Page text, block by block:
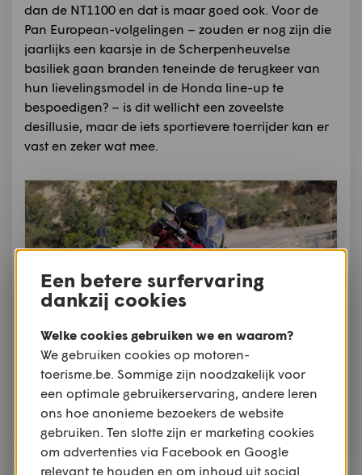
dan de NT1100 en dat is maar goed ook. Voor de
Pan European-volgelingen – zouden er nog zijn die
jaarlijks een kaarsje in de Scherpenheuvelse
basiliek gaan branden teneinde de terugkeer van
hun lievelingsmodel in de Honda line-up te
bespoedigen? – is dit wellicht een zoveelste
desillusie, maar de iets sportievere toerrijder kan er
vast en zeker wat mee.
Rij-indruk: Honda CB1000GT
Lees de rij-indruk hier
Een betere surfervaring
dankzij cookies
Welke cookies gebruiken we en waarom?
We gebruiken cookies op motoren-
toerisme.be. Sommige zijn noodzakelijk voor
een optimale gebruikerservaring, andere leren
ons hoe anonieme bezoekers de website
gebruiken. Ten slotte zijn er marketing cookies
om advertenties via Facebook en Google
relevant te houden en om inhoud uit social